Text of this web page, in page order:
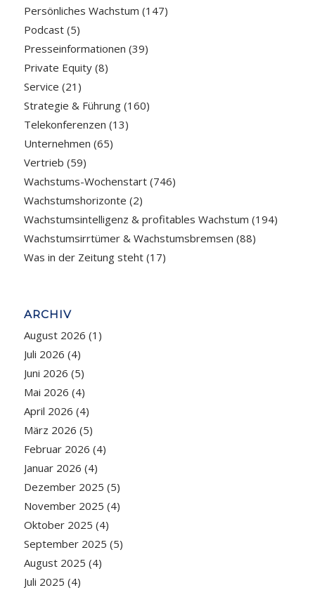
Persönliches Wachstum (147)
Podcast(5)
Presseinformationen (39)
Private Equity(8)
Service (21)
Strategie & Führung(160)
Telekonferenzen (13)
Unternehmen (65)
Vertrieb (59)
Wachstums-Wochenstart(746)
Wachstumshorizonte (2)
Wachstumsintelligenz & profitables Wachstum (194)
Wachstumsirrtümer & Wachstumsbremsen (88)
Was in der Zeitung steht(17)
ARCHIV
August 2026 (1)
Juli 2026 (4)
Juni 2026 (5)
Mai 2026 (4)
April 2026 (4)
März 2026 (5)
Februar 2026 (4)
Januar 2026 (4)
Dezember 2025 (5)
November 2025 (4)
Oktober 2025 (4)
September 2025 (5)
August 2025 (4)
Juli 2025 (4)